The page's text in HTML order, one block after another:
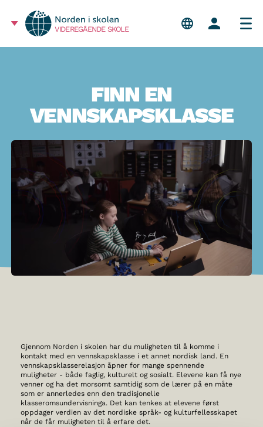
VIDEREGÅENDE SKOLE
FINN EN
VENNSKAPSKLASSE
Gjennom Norden i skolen har du muligheten til å komme i
kontakt med en vennskapsklasse i et annet nordisk land. En
vennskapsklasserelasjon åpner for mange spennende
muligheter - både faglig, kulturelt og sosialt. Elevene kan få nye
venner og ha det morsomt samtidig som de lærer på en måte
som er annerledes enn den tradisjonelle
klasseromsundervisninga. Det kan tenkes at elevene først
oppdager verdien av det nordiske språk- og kulturfellesskapet
når de får muligheten til å erfare det.